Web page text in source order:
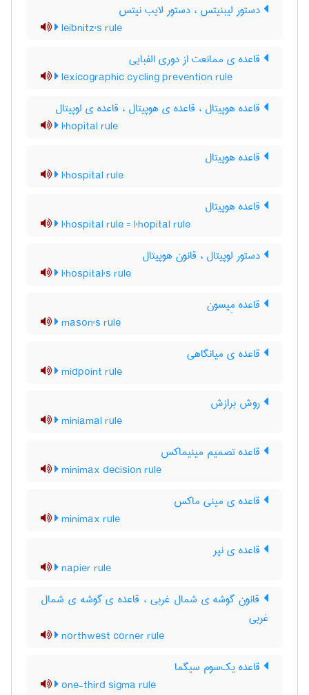
دستور لیبنیتس ، دستور لایب نیتس
leibnitz's rule
قاعده ی ممانعت از دوری الفبایی
lexicographic cycling prevention rule
قاعده هوپیتال ، قاعده ی هوپیتال ، قاعده ی لوپیتال
l'hopital rule
قاعده هوپیتال
l'hospital rule
قاعده هوپیتال
l'hospital rule = l'hopital rule
دستور لوپیتال ، قانون هوپیتال
l'hospital's rule
قاعده مِیسون
mason's rule
قاعده ی میانگاهی
midpoint rule
روش برازش
miniamal rule
قاعده تصمیم مینیماکس
minimax decision rule
قاعده ی مینی ماکس
minimax rule
قاعده ی نپر
napier rule
قانون گوشه ی شمال غربی ، قاعده ی گوشه ی شمال
غربی
northwest corner rule
قاعده یک‌سوم سیگما
one-third sigma rule